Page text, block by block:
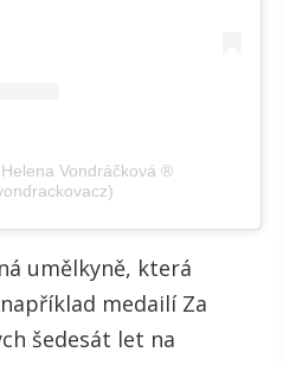
Vondráčková ®
umělkyně, která
medailí Za
šedesát let na